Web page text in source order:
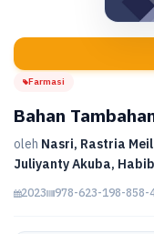
Farmasi
Bahan
oleh Nasri, Rastria
Juliyanty Akuba,
2023 978-623-198-858-